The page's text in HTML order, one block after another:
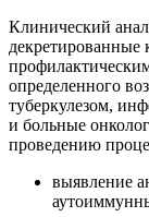
Клинический
определенного
туберкулезом,
и больные
проведению
выявление